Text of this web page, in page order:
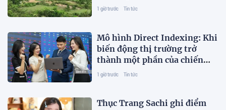
1 giờ trước Tin tức
Mô hình Direct Indexing: Khi
biến động thị trường trở
thành một phần của chiến
lược
1 giờ trước Tin tức
Thục Trang Sachi ghi điểm